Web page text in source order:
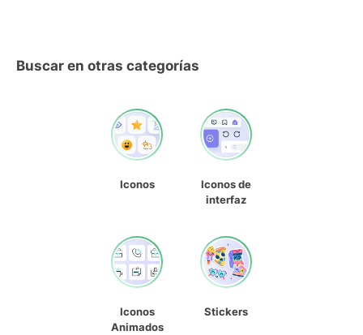
Buscar en otras categorías
Iconos
Iconos de
interfaz
Iconos
Animados
Stickers